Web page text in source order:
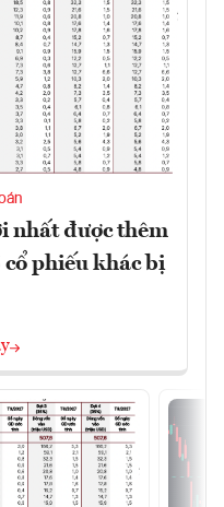
nhất được thêm
phiếu khác bị